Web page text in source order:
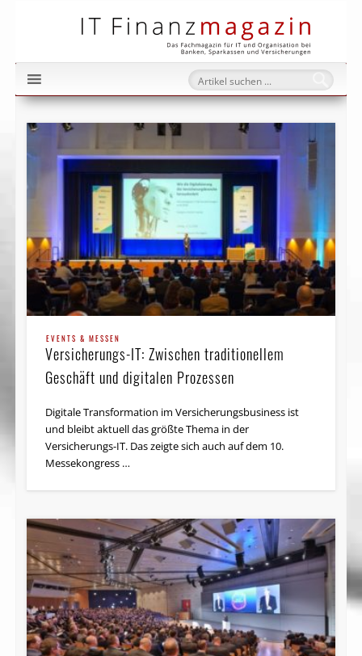
EVENTS & MESSEN
Versicherungs-IT: Zwischen traditionellem
Geschäft und digitalen Prozessen
Digitale Transformation im Versicherungsbusiness ist
und bleibt aktuell das größte Thema in der
Versicherungs-IT. Das zeigte sich auch auf dem 10.
Messekongress …